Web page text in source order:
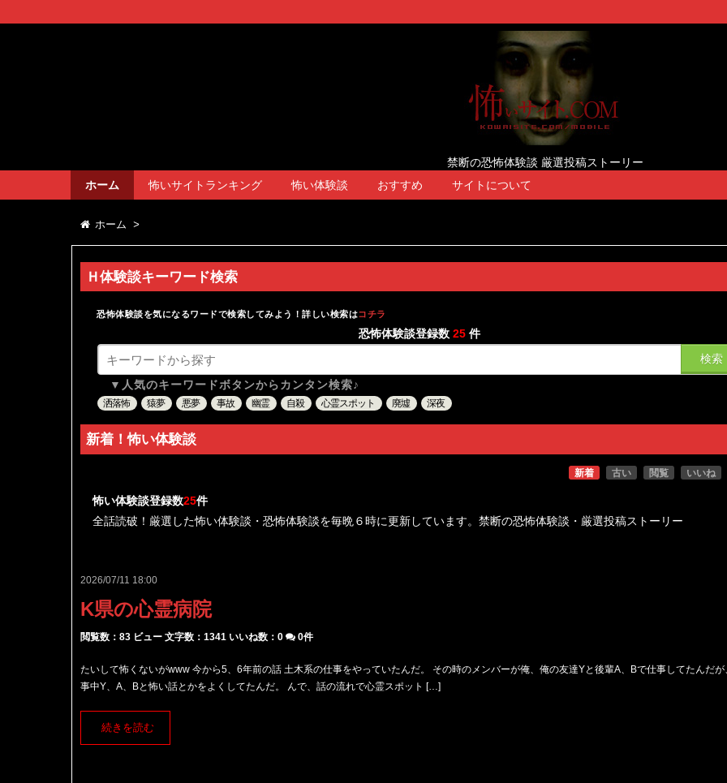
禁断の恐怖体験談 厳選投稿ストーリー
ホーム
怖いサイトランキング 怖い体験談 おすすめ サイトについて
ホーム >
Ｈ体験談キーワード検索
恐怖体験談を気になるワードで検索してみよう！詳しい検索はコチラ
恐怖体験談登録数 25 件
検索
▼人気のキーワードボタンからカンタン検索♪
洒落怖 猿夢 悪夢 事故 幽霊 自殺 心霊スポット 廃墟 深夜
新着！怖い体験談
新着 古い 閲覧 いいね
怖い体験談登録数25件
全話読破！厳選した怖い体験談・恐怖体験談を毎晩６時に更新しています。禁断の恐怖体験談・厳選投稿ストーリー
2026/07/11 18:00
K県の心霊病院
閲覧数：83 ビュー 文字数：1341 いいね数： 0 0件
たいして怖くないがwww 今から5、6年前の話 土木系の仕事をやっていたんだ。 その時のメンバーが俺、俺の友達Yと後輩A、Bで仕事してたんだが
事中Y、A、Bと怖い話とかをよくしてたんだ。 んで、話の流れで心霊スポット […]
続きを読む